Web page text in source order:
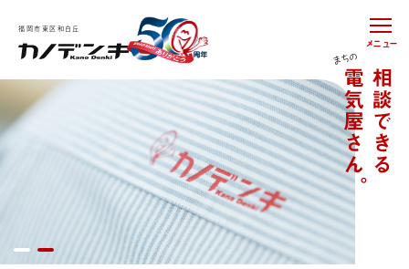
メニュー
福岡市東区和白丘